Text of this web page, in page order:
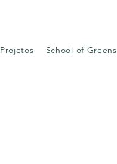
Projetos School of Greens